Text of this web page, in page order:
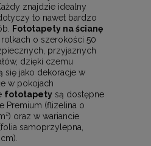
znajdzie idealny
to nawet bardzo
Fototapety na ścianę
o szerokości 50
przyjaznych
dzięki czemu
się jako dekoracje w
w pokojach
fototapety są dostępne
Premium (flizelina o
oraz w wariancie
samoprzylepna,